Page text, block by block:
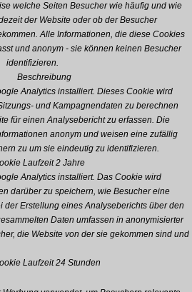
welche Seiten Besucher wie häufig und wie
der Website oder ob der Besucher
Alle Informationen, die diese Cookies
und anonym - sie können keinen Besucher
identifizieren.
Beschreibung
Analytics installiert. Dieses Cookie wird
und Kampagnendaten zu berechnen
für einen Analysebericht zu erfassen. Die
anonym und weisen eine zufällig
zu um sie eindeutig zu identifizieren.
Laufzeit 2 Jahre
Analytics installiert. Das Cookie wird
darüber zu speichern, wie Besucher eine
der Erstellung eines Analyseberichts über den
Daten umfassen in anonymisierter
die Website von der sie gekommen sind und
Laufzeit 24 Stunden